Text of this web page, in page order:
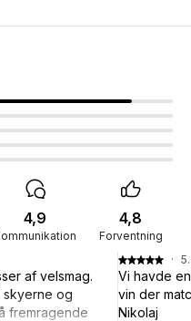
4,9
Forventning
4,8
af velsmag.
skyerne og
fremragende
·
Vi havde
vin der
Nikolaj